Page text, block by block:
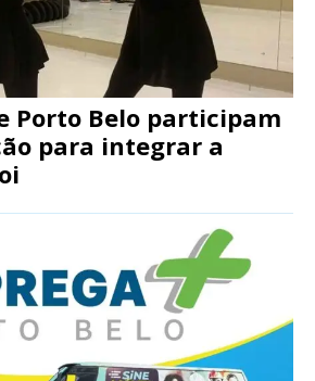
Porto Belo participam
para integrar a